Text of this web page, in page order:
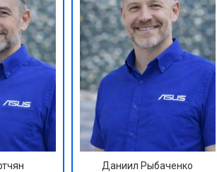
Даниил Рыбаченко